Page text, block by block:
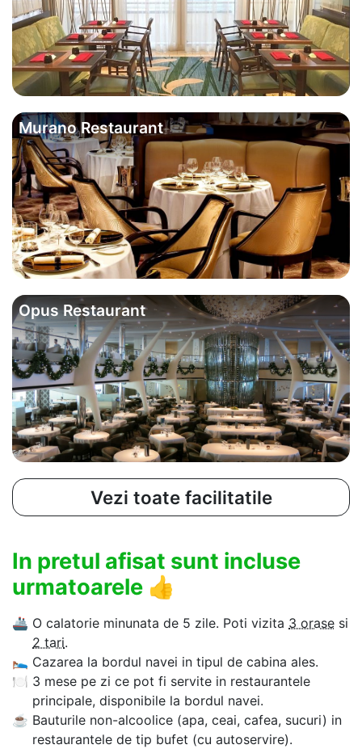
Murano Restaurant
Opus Restaurant
Vezi toate facilitatile
In pretul afisat sunt incluse
urmatoarele 👍
🚢 O calatorie minunata de 5 zile. Poti vizita 3 orase si
2 tari.
🛌 Cazarea la bordul navei in tipul de cabina ales.
🍽 3 mese pe zi ce pot fi servite in restaurantele
principale, disponibile la bordul navei.
☕ Bauturile non-alcoolice (apa, ceai, cafea, sucuri) in
restaurantele de tip bufet (cu autoservire).